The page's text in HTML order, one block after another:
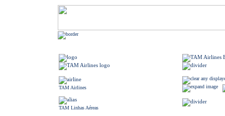
TAM Airlines
TAM Linhas Aéreas